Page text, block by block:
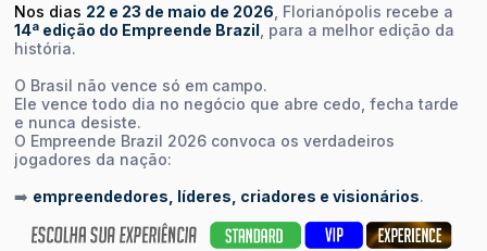
Nos dias 22 e 23 de maio de 2026 , Florianópolis recebe a
14ª edição do Empreende Brazil , para a melhor edição da
história.
O Brasil não vence só em campo.
Ele vence todo dia no negócio que abre cedo, fecha tarde
e nunca desiste.
O Empreende Brazil 2026 convoca os verdadeiros
jogadores da nação:
➡️ empreendedores, líderes, criadores e visionários.